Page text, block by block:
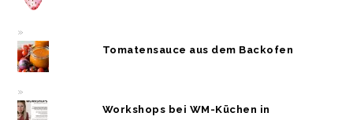
Tomatensauce aus dem Backofen
Workshops bei WM-Küchen in